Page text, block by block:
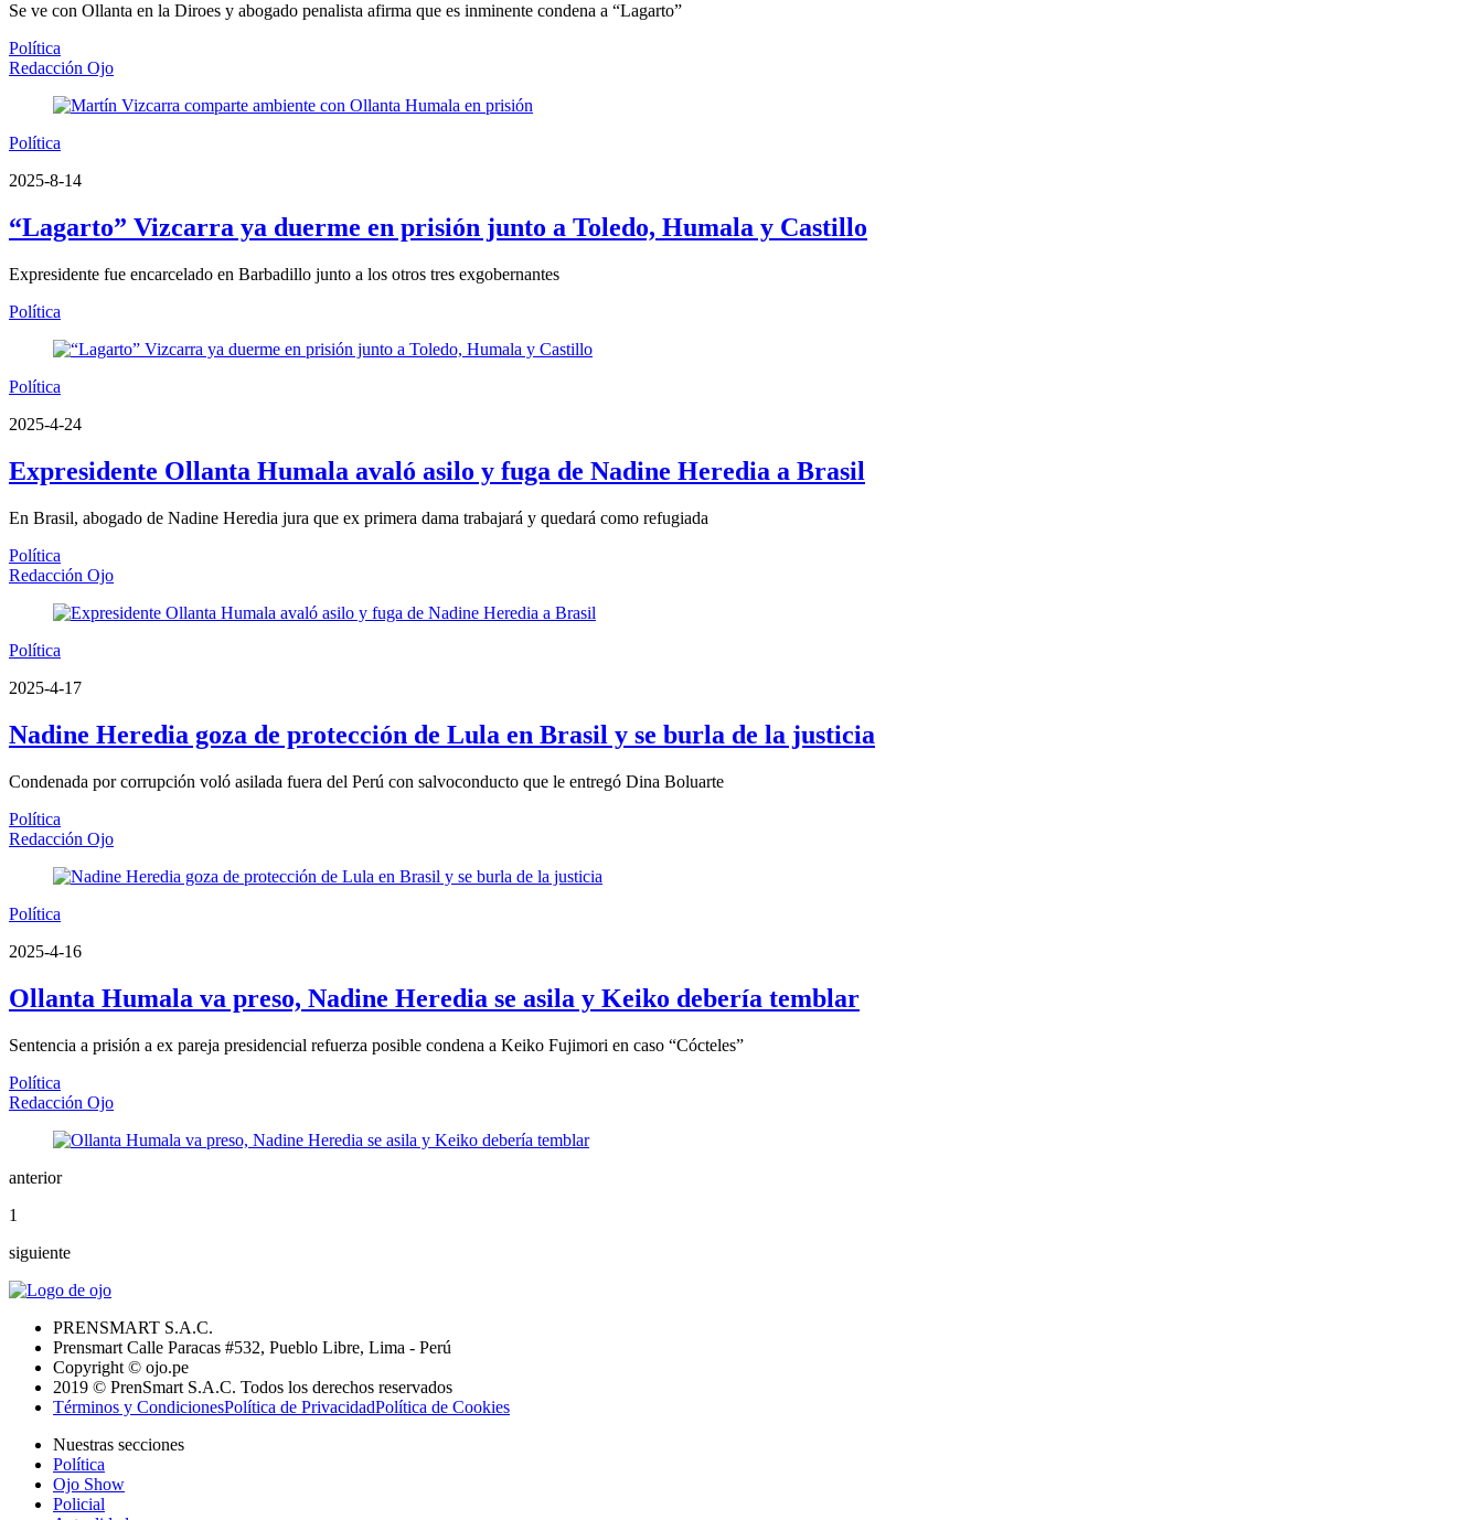
Se ve con Ollanta en la Diroes y abogado penalista afirma que es inminente condena a “Lagarto”
Política
Redacción Ojo
Política
2025-8-14
“Lagarto” Vizcarra ya duerme en prisión junto a Toledo, Humala y Castillo
Expresidente fue encarcelado en Barbadillo junto a los otros tres exgobernantes
Política
Política
2025-4-24
Expresidente Ollanta Humala avaló asilo y fuga de Nadine Heredia a Brasil
En Brasil, abogado de Nadine Heredia jura que ex primera dama trabajará y quedará como refugiada
Política
Redacción Ojo
Política
2025-4-17
Nadine Heredia goza de protección de Lula en Brasil y se burla de la justicia
Condenada por corrupción voló asilada fuera del Perú con salvoconducto que le entregó Dina Boluarte
Política
Redacción Ojo
Política
2025-4-16
Ollanta Humala va preso, Nadine Heredia se asila y Keiko debería temblar
Sentencia a prisión a ex pareja presidencial refuerza posible condena a Keiko Fujimori en caso “Cócteles”
Política
Redacción Ojo
anterior
1
siguiente
PRENSMART S.A.C.
Prensmart Calle Paracas #532, Pueblo Libre, Lima - Perú
Copyright © ojo.pe
2019 © PrenSmart S.A.C. Todos los derechos reservados
Términos y CondicionesPolítica de PrivacidadPolítica de Cookies
Nuestras secciones
Política
Ojo Show
Policial